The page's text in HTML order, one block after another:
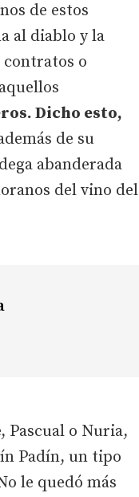
de estos
al diablo y la
contratos o
Dicho esto,
de su
abanderada
del vino del
Pascual o Nuria,
Padín, un tipo
le quedó más